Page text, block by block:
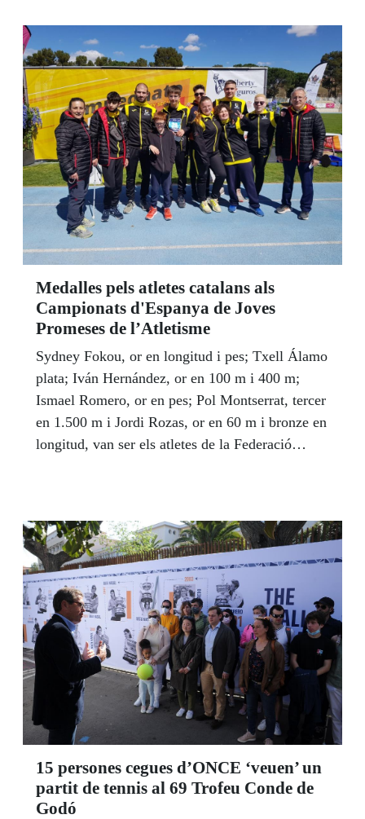
Medalles pels atletes catalans als
Campionats d'Espanya de Joves
Promeses de l’Atletisme
Sydney Fokou, or en longitud i pes; Txell Álamo
plata; Iván Hernández, or en 100 m i 400 m;
Ismael Romero, or en pes; Pol Montserrat, tercer
en 1.500 m i Jordi Rozas, or en 60 m i bronze en
longitud, van ser els atletes de la Federació
de setmana d’abril a Toledo.
15 persones cegues d’ONCE ‘veuen’ un
partit de tennis al 69 Trofeu Conde de
Godó